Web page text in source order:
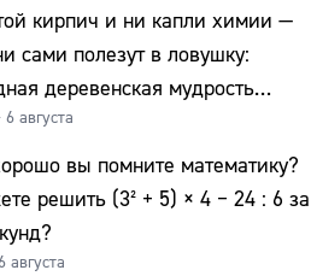
кирпич и ни капли химии —
сами полезут в ловушку:
деревенская мудрость
работает
августа
вы помните математику?
решить (3² + 5) × 4 − 24 : 6 за
августа